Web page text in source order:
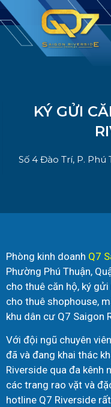
KÝ GỬI
Số 4 Đào Trí, P. Phú
Phòng kinh doanh Q7
Phường Phú Thuận,
cho thuê căn hộ, ký
cho thuê shophouse,
khu dân cư Q7 Saigon
Với đội ngũ chuyên
đã và đang khai thác
Riverside qua đa kênh
các trang rao vặt và
hotline Q7 Riverside